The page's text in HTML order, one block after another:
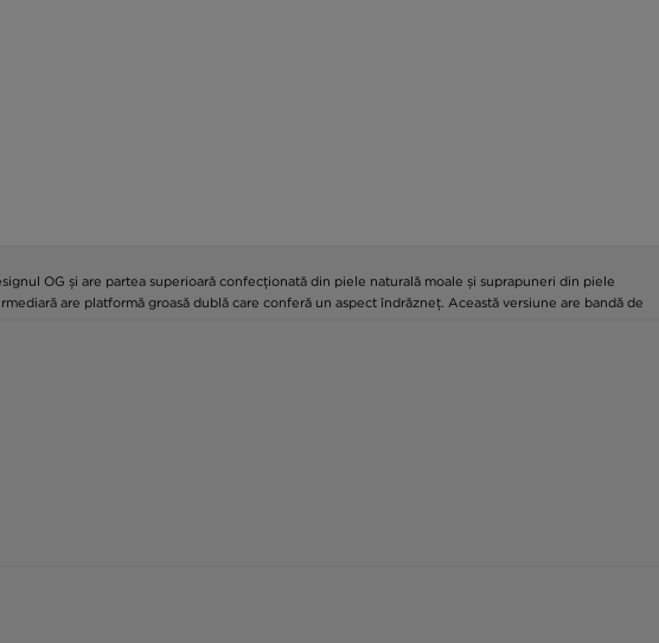
OG și are partea superioară confecționată din piele naturală moale și suprapuneri din piele
are platformă groasă dublă care conferă un aspect îndrăzneț. Această versiune are bandă de